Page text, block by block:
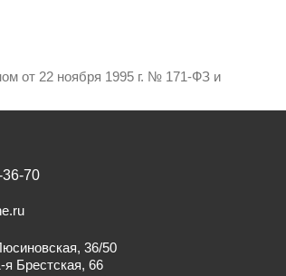
от 22 ноября 1995 г. № 171-ФЗ и
36-70
36/50
Брестская, 66